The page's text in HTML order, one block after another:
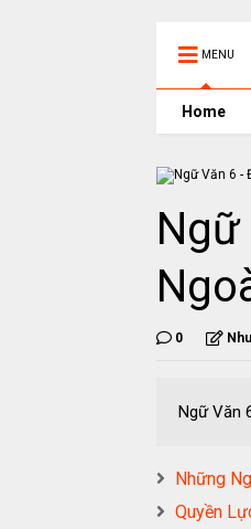
MENU
Home
Ngữ
0
Ngữ Văn
Những
Quyền